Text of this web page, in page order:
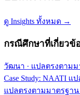
ดู Insights ทั้งหมด →
กรณีศึกษาที่เกี่ยวข้
วัฒนา · แปลตรงตาม
Case Study: NAATI
แปลตรงตามมาตรฐา